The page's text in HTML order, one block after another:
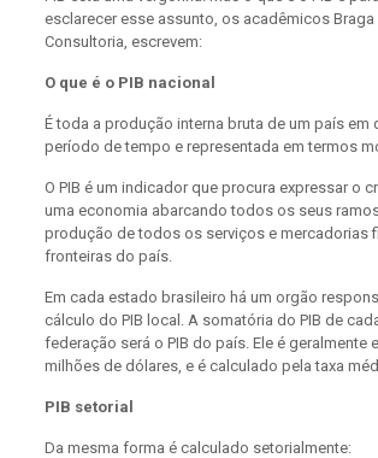
esclarecer esse assunto, os acadêmicos Braga
Consultoria, escrevem:
O que é o PIB nacional
É toda a produção interna bruta de um país em
período de tempo e representada em termos
O PIB é um indicador que procura expressar o
uma economia abarcando todos os seus
produção de todos os serviços e mercadorias
fronteiras do país.
Em cada estado brasileiro há um orgão
cálculo do PIB local. A somatória do PIB de
federação será o PIB do país. Ele é geralmente
milhões de dólares, e é calculado pela taxa
PIB setorial
Da mesma forma é calculado setorialmente: